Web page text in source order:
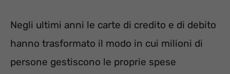
Negli ultimi anni le carte di credito e di debito
hanno trasformato il modo in cui milioni di
persone gestiscono le proprie spese